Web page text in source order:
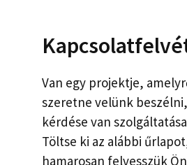
Van egy projektje,
szeretne velünk
kérdése van
Töltse ki az alábbi
hamarosan felvesszük